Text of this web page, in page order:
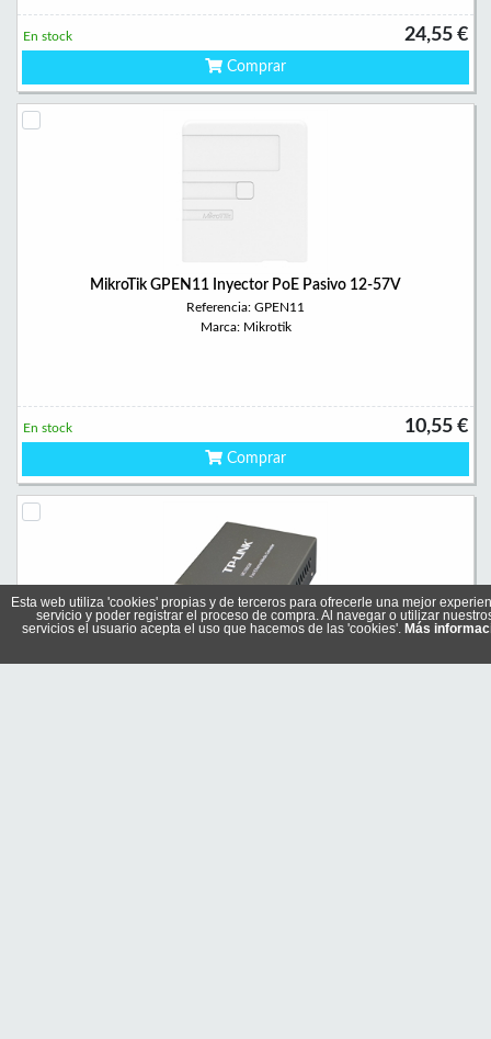
24,55 €
En stock
Comprar
MikroTik GPEN11 Inyector PoE Pasivo 12-57V
Referencia: GPEN11
Marca: Mikrotik
10,55 €
En stock
Comprar
Esta web utiliza 'cookies' propias y de terceros para ofrecerle una mejor
servicio y poder registrar el proceso de compra. Al navegar o utilizar
servicios el usuario acepta el uso que hacemos de las 'cookies'. Más